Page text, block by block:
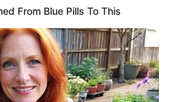
In 15 Minutes—Wife's
From Blue Pills To This